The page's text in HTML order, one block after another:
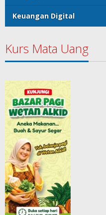
Keuangan Digital
Kurs Mata Uang